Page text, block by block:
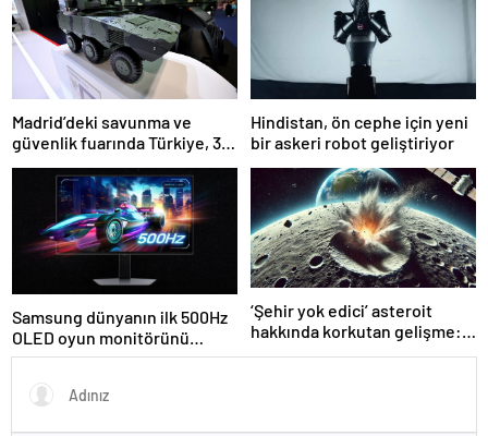
Madrid’deki savunma ve
güvenlik fuarında Türkiye, 32
firmayla ilgi odağı
Hindistan, ön cephe için yeni
bir askeri robot geliştiriyor
Samsung dünyanın ilk 500Hz
OLED oyun monitörünü
piyasaya sürdü
‘Şehir yok edici’ asteroit
hakkında korkutan gelişme:
Beklenenden daha büyük